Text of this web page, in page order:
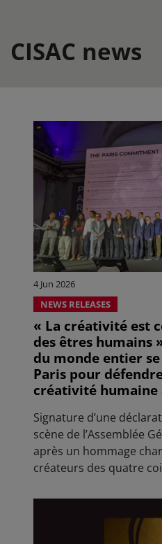
CISAC news
4 Jun 2026
NEWS RELEASES
« La créativité est
des êtres humains
du monde entier
Paris pour
créativité humaine
Signature d’une
scène de l’Assemblée
après un hommage
créateurs des quatre